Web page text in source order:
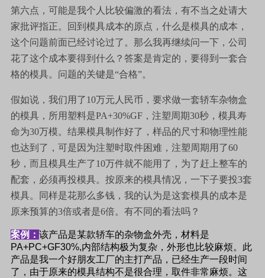
第六点，可能是我个人比较偏激的看法，有不当之处请大
家批评指正。回到模具成本的原点，什么是模具的成本，
这个问题前面已经讨论过了。那么我再继续问一下，公司
花了这个成本要得到什么？答案是肯定的，要得到一套合
格的模具。问题的关键是“合格”。
假如说，我们用了10万元人民币，要求做一套轿车杂物盒
的模具，所用塑料是PA+30%GF，注塑周期30秒，模具寿
命为30万模。结果模具制作好了，样品的尺寸和物理性能
也达到了，可是因为注塑时取件困难，注塑周期用了60
秒，而且模具生产了10万件就不能用了，为了赶上整车的
配套，必须再投模具。按原来的模具情况，一下子要投3套
模具。同样是花那么多钱，我的认为是这套模具的成本是
原来预算的3倍或者是6倍。有不同的看法吗？
案例： 该产品是某款轿车的杂物盒外壳，材料是
PA+PC+GF30%,内部结构极为复杂，外形也比较麻烦。此
产品是我一个好朋友工厂的主打产品，已经生产一段时间
了，由于原来的模具结构不是很合理，取件非常麻烦。这